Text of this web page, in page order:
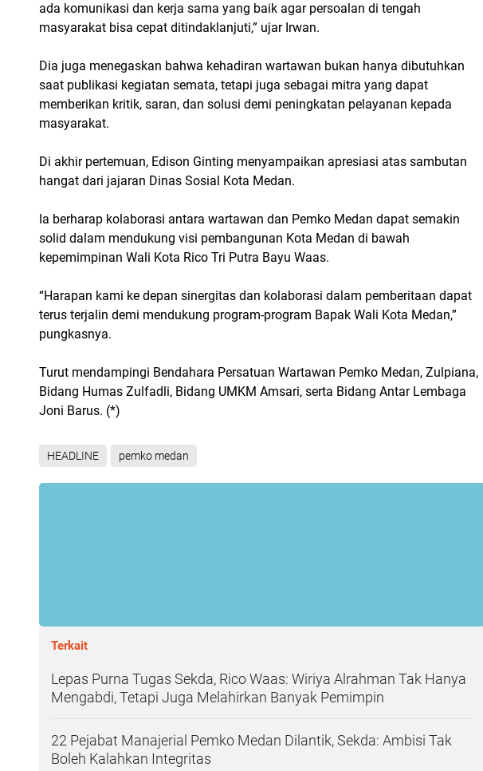
ada komunikasi dan kerja sama yang baik agar persoalan di tengah
masyarakat bisa cepat ditindaklanjuti,” ujar Irwan.
Dia juga menegaskan bahwa kehadiran wartawan bukan hanya dibutuhkan
saat publikasi kegiatan semata, tetapi juga sebagai mitra yang dapat
memberikan kritik, saran, dan solusi demi peningkatan pelayanan kepada
masyarakat.
Di akhir pertemuan, Edison Ginting menyampaikan apresiasi atas sambutan
hangat dari jajaran Dinas Sosial Kota Medan.
Ia berharap kolaborasi antara wartawan dan Pemko Medan dapat semakin
solid dalam mendukung visi pembangunan Kota Medan di bawah
kepemimpinan Wali Kota Rico Tri Putra Bayu Waas.
“Harapan kami ke depan sinergitas dan kolaborasi dalam pemberitaan dapat
terus terjalin demi mendukung program-program Bapak Wali Kota Medan,”
pungkasnya.
Turut mendampingi Bendahara Persatuan Wartawan Pemko Medan, Zulpiana,
Bidang Humas Zulfadli, Bidang UMKM Amsari, serta Bidang Antar Lembaga
Joni Barus. (*)
HEADLINE pemko medan
Terkait
Lepas Purna Tugas Sekda, Rico Waas: Wiriya Alrahman Tak Hanya
Mengabdi, Tetapi Juga Melahirkan Banyak Pemimpin
22 Pejabat Manajerial Pemko Medan Dilantik, Sekda: Ambisi Tak
Boleh Kalahkan Integritas